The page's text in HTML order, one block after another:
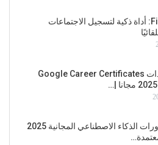
Fireflies AI: أداة ذكية لتسجيل الاجتماعات
أقوى شهادات Google Career Certificates
أقوى 10 دورات الذكاء الاصطناعي المجانية 2025